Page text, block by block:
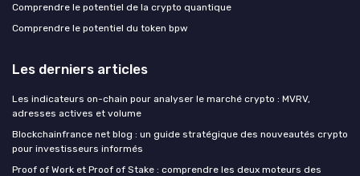
Comprendre le potentiel de la crypto quantique
Comprendre le potentiel du token bpw
Les derniers articles
Les indicateurs on-chain pour analyser le marché crypto : MVRV,
adresses actives et volume
Blockchainfrance net blog : un guide stratégique des nouveautés crypto
pour investisseurs informés
Proof of Work et Proof of Stake : comprendre les deux moteurs des